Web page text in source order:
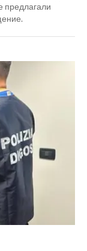
предлагали